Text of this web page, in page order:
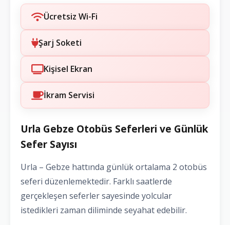
Ücretsiz Wi-Fi
Şarj Soketi
Kişisel Ekran
İkram Servisi
Urla Gebze Otobüs Seferleri ve Günlük
Sefer Sayısı
Urla – Gebze hattında günlük ortalama 2 otobüs
seferi düzenlemektedir. Farklı saatlerde
gerçekleşen seferler sayesinde yolcular
istedikleri zaman diliminde seyahat edebilir.